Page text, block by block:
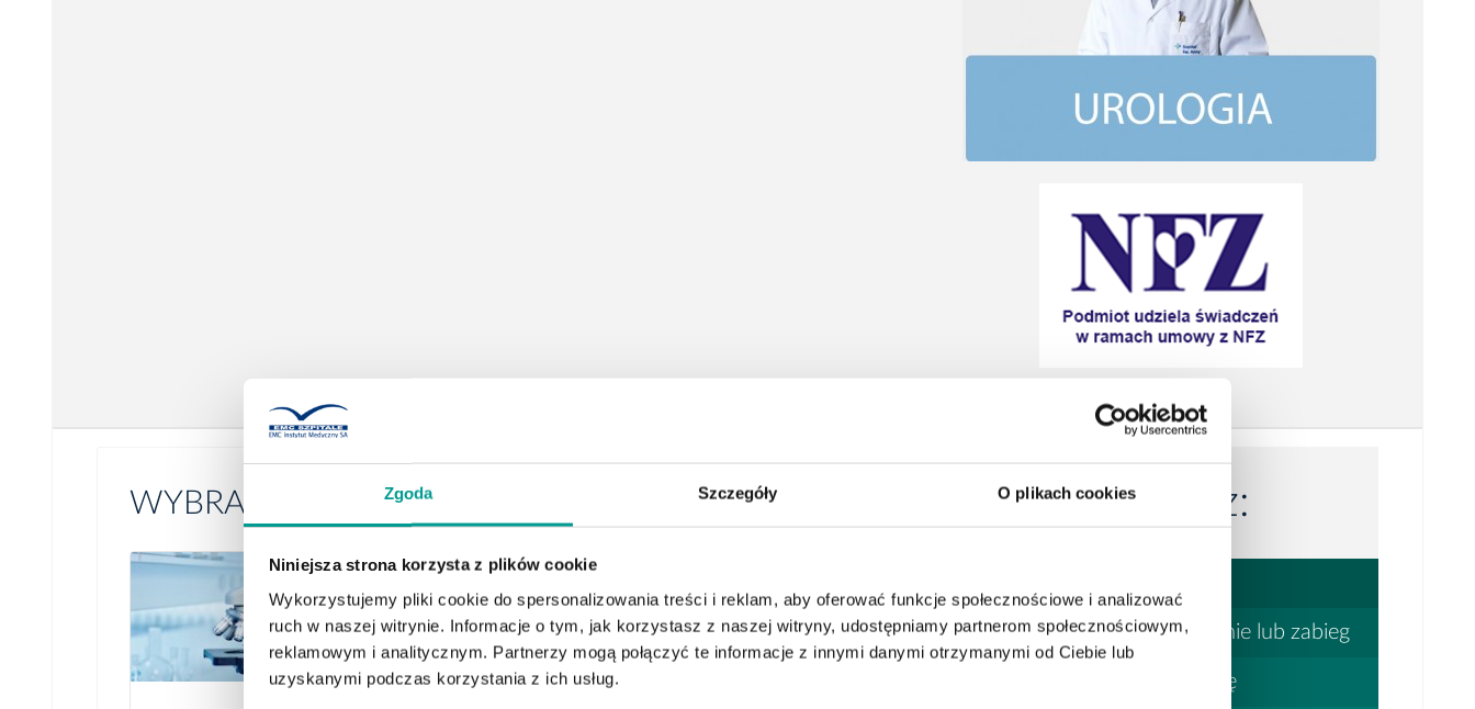
Zgoda Szczegóły O plikach cookies
Niniejsza strona korzysta z plików cookie
Wykorzystujemy pliki cookie do spersonalizowania treści i reklam, aby oferować funkcje społecznościowe i analizować
ruch w naszej witrynie. Informacje o tym, jak korzystasz z naszej witryny, udostępniamy partnerom społecznościowym,
reklamowym i analitycznym. Partnerzy mogą połączyć te informacje z innymi danymi otrzymanymi od Ciebie lub
uzyskanymi podczas korzystania z ich usług.
WYBRANE USŁUGI Tutaj możesz:
Umówić wizytę, badanie lub zabieg
Zlokalizować placówkę